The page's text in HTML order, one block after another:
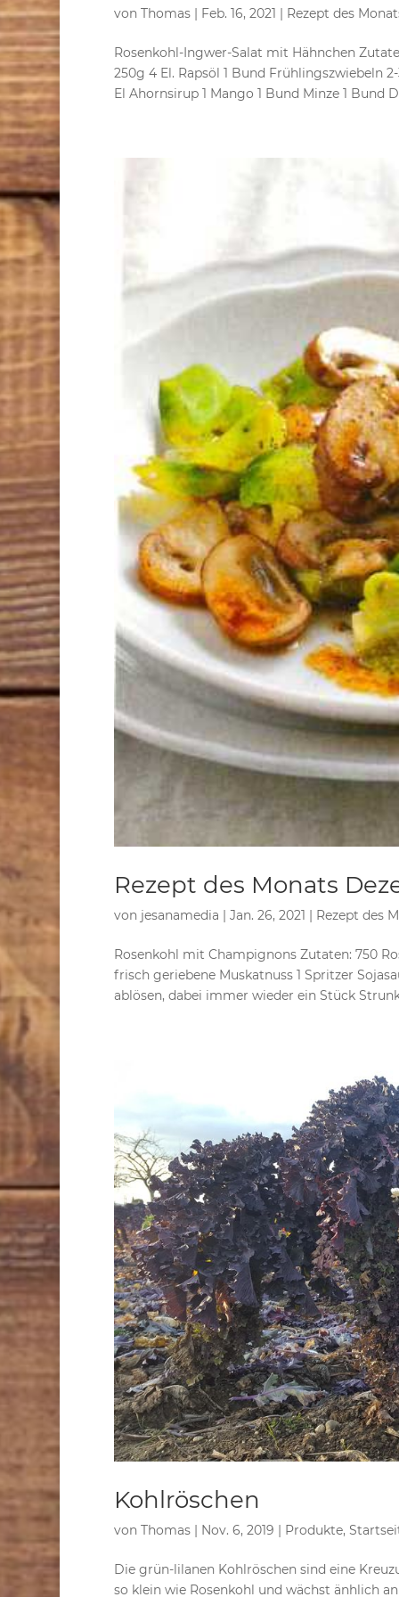
von Thomas| Feb. 16, 2021 | Rezept des
Rosenkohl-Ingwer-Salat mit Hähnchen
250g 4 El. Rapsöl 1 Bund Frühlingszwiebeln
El Ahornsirup 1 Mango 1 Bund Minze 1 Bund
Rezept des Monats
von jesanamedia | Jan. 26, 2021 | Rezept des
Rosenkohl mit Champignons Zutaten: 750
frisch geriebene Muskatnuss 1 Spritzer
ablösen, dabei immer wieder ein Stück
Kohlröschen
von Thomas| Nov. 6, 2019 | Produkte,
Die grün-lilanen Kohlröschen sind eine
so klein wie Rosenkohl und wächst änhlich